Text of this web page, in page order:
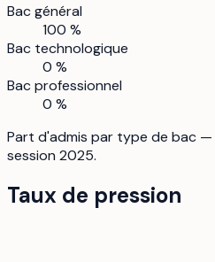
Bac général
100 %
Bac technologique
0 %
Bac professionnel
0 %
Part d'admis par type de bac —
session 2025.
Taux de pression